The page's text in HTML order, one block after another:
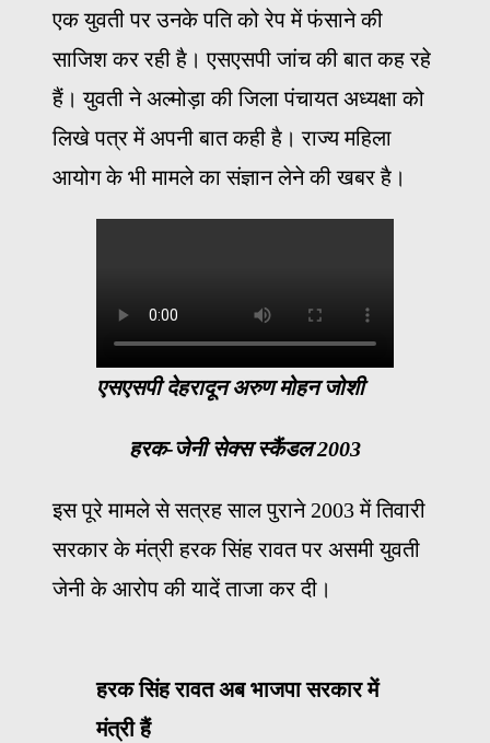
एक युवती पर उनके पति को रेप में फंसाने की
साजिश कर रही है। एसएसपी जांच की बात कह रहे
हैं। युवती ने अल्मोड़ा की जिला पंचायत अध्यक्षा को
लिखे पत्र में अपनी बात कही है। राज्य महिला
आयोग के भी मामले का संज्ञान लेने की खबर है।
एसएसपी देहरादून अरुण मोहन जोशी
हरक-जेनी सेक्स स्कैंडल 2003
इस पूरे मामले से सत्रह साल पुराने 2003 में तिवारी
सरकार के मंत्री हरक सिंह रावत पर असमी युवती
जेनी के आरोप की यादें ताजा कर दी।
हरक सिंह रावत अब भाजपा सरकार में
मंत्री हैं